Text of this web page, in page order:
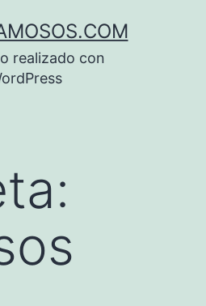
realizado con